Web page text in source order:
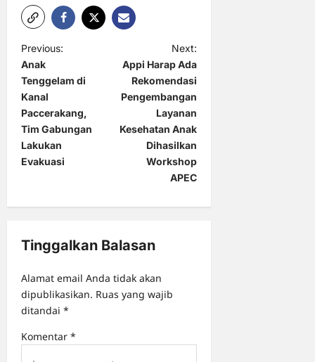
P
o
s
t
n
a
i
a
i
o
n
Previous:
Anak
Tenggelam di
Kanal
Paccerakang,
Tim Gabungan
Lakukan
Evakuasi
Next:
Appi Harap Ada
Rekomendasi
Pengembangan
Layanan
Kesehatan Anak
Dihasilkan
Workshop
APEC
Tinggalkan Balasan
Alamat email Anda tidak akan
dipublikasikan. Ruas yang wajib
ditandai *
Komentar *